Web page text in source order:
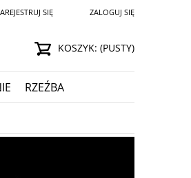
SIĘ ZALOGUJ SIĘ
KOSZYK: (PUSTY)
RZEŹBA